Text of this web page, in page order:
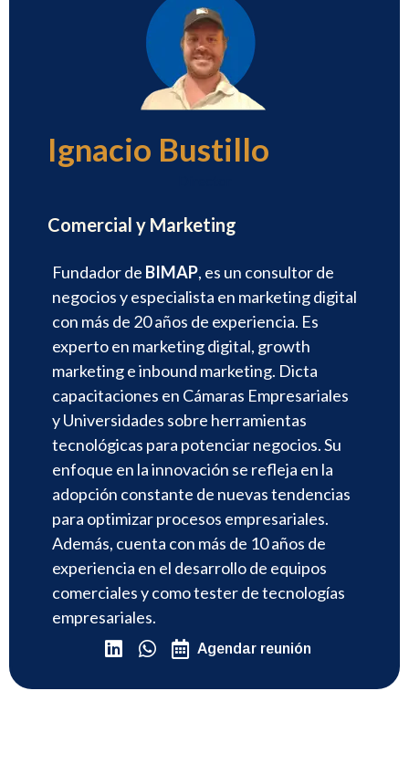
Ignacio Bustillo
Comercial y Marketing
Fundador de BIMAP, es un consultor de
negocios y especialista en marketing digital
con más de 20 años de experiencia. Es
experto en marketing digital, growth
marketing e inbound marketing. Dicta
capacitaciones en Cámaras Empresariales
y Universidades sobre herramientas
tecnológicas para potenciar negocios. Su
enfoque en la innovación se refleja en la
adopción constante de nuevas tendencias
para optimizar procesos empresariales.
Además, cuenta con más de 10 años de
experiencia en el desarrollo de equipos
comerciales y como tester de tecnologías
empresariales.
Agendar reunión